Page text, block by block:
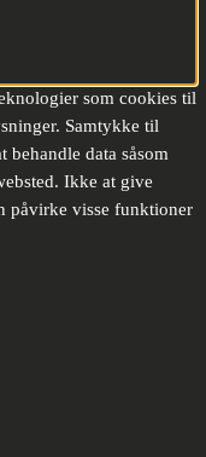
som cookies til
Samtykke til
data såsom
Ikke at give
påvirke visse funktioner